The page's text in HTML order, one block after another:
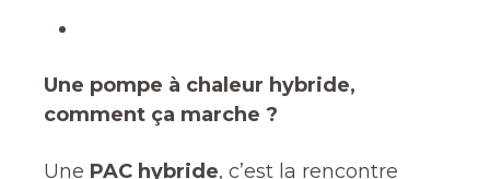
Une pompe à chaleur hybride,
comment ça marche ?
Une PAC hybride, c’est la rencontre